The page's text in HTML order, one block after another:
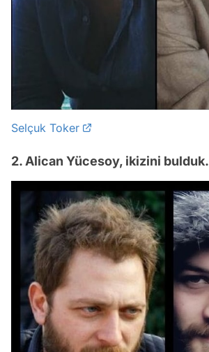
Selçuk Toker
2. Alican Yücesoy, ikizini bulduk.